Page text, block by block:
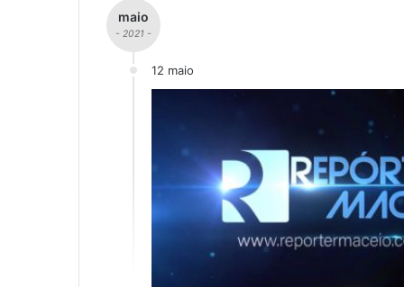
maio
- 2021 -
12 maio